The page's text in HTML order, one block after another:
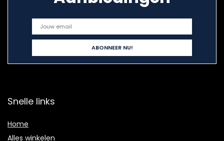
Snelle links
Home
Alles winkelen